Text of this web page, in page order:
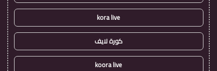
kora live
كورة لايف
koora live